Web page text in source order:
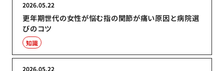
更年期世代の女性が悩む指の関節が痛い原因と病院選
びのコツ
2026.05.22
知識
2026.05.22